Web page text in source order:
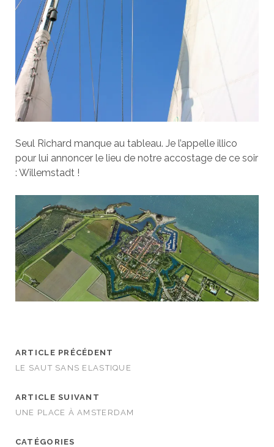
Seul Richard manque au tableau. Je l’appelle illico
pour lui annoncer le lieu de notre accostage de ce soir
: Willemstadt !
ARTICLE PRÉCÉDENT
LE SAUT SANS ELASTIQUE
ARTICLE SUIVANT
UNE PLACE À AMSTERDAM
CATÉGORIES